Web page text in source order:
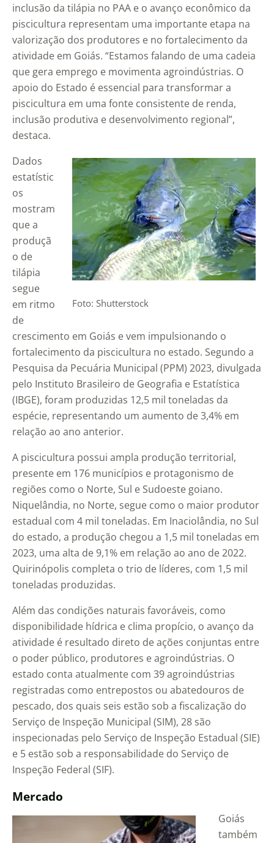
inclusão da tilápia no PAA e o avanço econômico da
piscicultura representam uma importante etapa na
valorização dos produtores e no fortalecimento da
atividade em Goiás. “Estamos falando de uma cadeia
que gera emprego e movimenta agroindústrias. O
apoio do Estado é essencial para transformar a
piscicultura em uma fonte consistente de renda,
inclusão produtiva e desenvolvimento regional”,
destaca.
Foto: Shutterstock
Dados
estatístic
os
mostram
que a
produçã
o de
tilápia
segue
em ritmo
de
crescimento em Goiás e vem impulsionando o
fortalecimento da piscicultura no estado. Segundo a
Pesquisa da Pecuária Municipal (PPM) 2023, divulgada
pelo Instituto Brasileiro de Geografia e Estatística
(IBGE), foram produzidas 12,5 mil toneladas da
espécie, representando um aumento de 3,4% em
relação ao ano anterior.
A piscicultura possui ampla produção territorial,
presente em 176 municípios e protagonismo de
regiões como o Norte, Sul e Sudoeste goiano.
Niquelândia, no Norte, segue como o maior produtor
estadual com 4 mil toneladas. Em Inaciolândia, no Sul
do estado, a produção chegou a 1,5 mil toneladas em
2023, uma alta de 9,1% em relação ao ano de 2022.
Quirinópolis completa o trio de líderes, com 1,5 mil
toneladas produzidas.
Além das condições naturais favoráveis, como
disponibilidade hídrica e clima propício, o avanço da
atividade é resultado direto de ações conjuntas entre
o poder público, produtores e agroindústrias. O
estado conta atualmente com 39 agroindústrias
registradas como entrepostos ou abatedouros de
pescado, dos quais seis estão sob a fiscalização do
Serviço de Inspeção Municipal (SIM), 28 são
inspecionadas pelo Serviço de Inspeção Estadual (SIE)
e 5 estão sob a responsabilidade do Serviço de
Inspeção Federal (SIF).
Mercado
Goiás
também